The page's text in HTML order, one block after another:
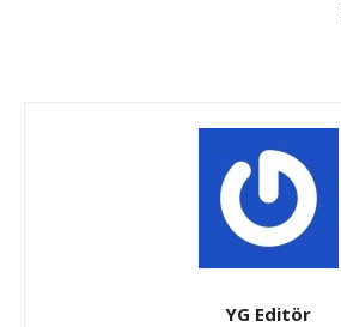
YG Editör